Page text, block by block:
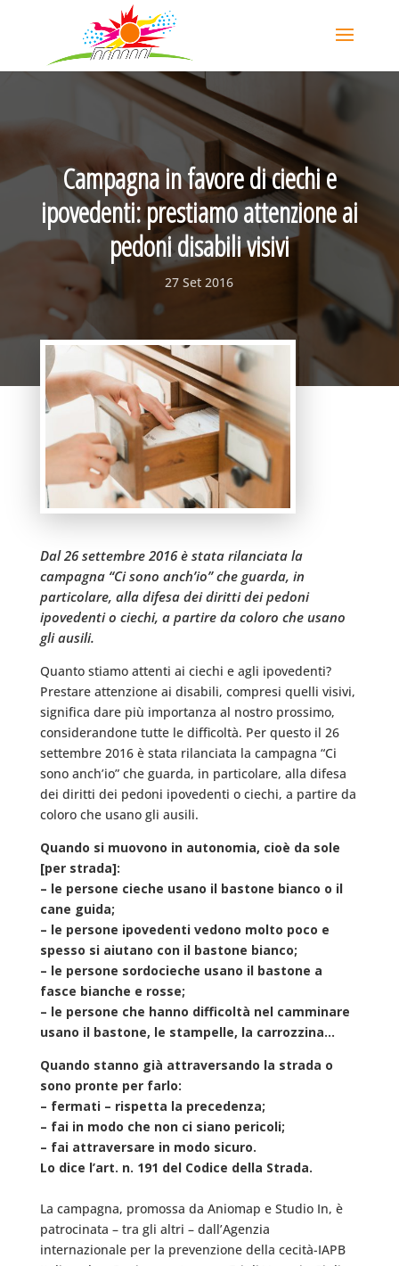
Campagna in favore di ciechi e
ipovedenti: prestiamo attenzione ai
pedoni disabili visivi
27 Set 2016
Dal 26 settembre 2016 è stata rilanciata la
campagna “Ci sono anch’io” che guarda, in
particolare, alla difesa dei diritti dei pedoni
ipovedenti o ciechi, a partire da coloro che usano
gli ausili.
Quanto stiamo attenti ai ciechi e agli ipovedenti?
Prestare attenzione ai disabili, compresi quelli visivi,
significa dare più importanza al nostro prossimo,
considerandone tutte le difficoltà. Per questo il 26
settembre 2016 è stata rilanciata la campagna “Ci
sono anch’io” che guarda, in particolare, alla difesa
dei diritti dei pedoni ipovedenti o ciechi, a partire da
coloro che usano gli ausili.
Quando si muovono in autonomia, cioè da sole
[per strada]:
– le persone cieche usano il bastone bianco o il
cane guida;
– le persone ipovedenti vedono molto poco e
spesso si aiutano con il bastone bianco;
– le persone sordocieche usano il bastone a
fasce bianche e rosse;
– le persone che hanno difficoltà nel camminare
usano il bastone, le stampelle, la carrozzina…
Quando stanno già attraversando la strada o
sono pronte per farlo:
– fermati – rispetta la precedenza;
– fai in modo che non ci siano pericoli;
– fai attraversare in modo sicuro.
Lo dice l’art. n. 191 del Codice della Strada.
La campagna, promossa da Aniomap e Studio In, è
patrocinata – tra gli altri – dall’Agenzia
internazionale per la prevenzione della cecità-IAPB